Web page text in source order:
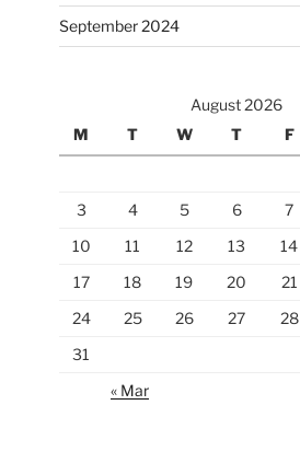
September 2024
August 2026
M
T W T F
3
4 5 6 7
10
11 12 13 14
17
18 19 20 21
24
25 26 27 28
31
« Mar